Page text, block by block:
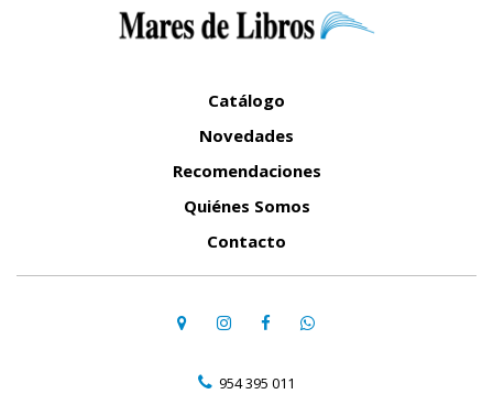
Catálogo
Novedades
Recomendaciones
Quiénes Somos
Contacto
954 395 011